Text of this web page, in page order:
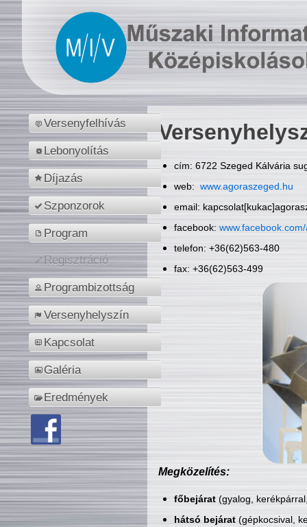
Versenyfelhívás
Lebonyolítás
Díjazás
Szponzorok
Program
Regisztráció
Programbizottság
Versenyhelyszín
Kapcsolat
Galéria
Eredmények
cím: 6722 Szeged Kálvária
web: www.agoraszeged.hu
email:
facebook:
telefon: +36(62)563-480
fax: +36(62)563-499
Megközelítés:
főbejárat(gyalog,
hátsó bejárat(gépkocsival,